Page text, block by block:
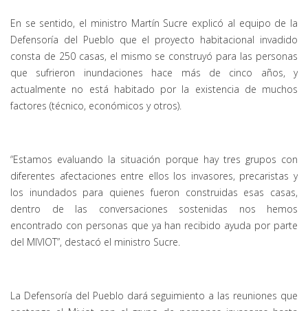
En se sentido, el ministro Martín Sucre explicó al equipo de la
Defensoría del Pueblo que el proyecto habitacional invadido
consta de 250 casas, el mismo se construyó para las personas
que sufrieron inundaciones hace más de cinco años, y
actualmente no está habitado por la existencia de muchos
factores (técnico, económicos y otros).
“Estamos evaluando la situación porque hay tres grupos con
diferentes afectaciones entre ellos los invasores, precaristas y
los inundados para quienes fueron construidas esas casas,
dentro de las conversaciones sostenidas nos hemos
encontrado con personas que ya han recibido ayuda por parte
del MIVIOT”, destacó el ministro Sucre.
La Defensoría del Pueblo dará seguimiento a las reuniones que